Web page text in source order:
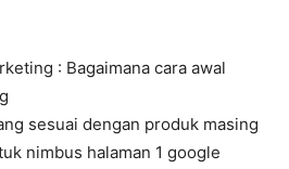
: Bagaimana cara awal
sesuai dengan produk masing
nimbus halaman 1 google